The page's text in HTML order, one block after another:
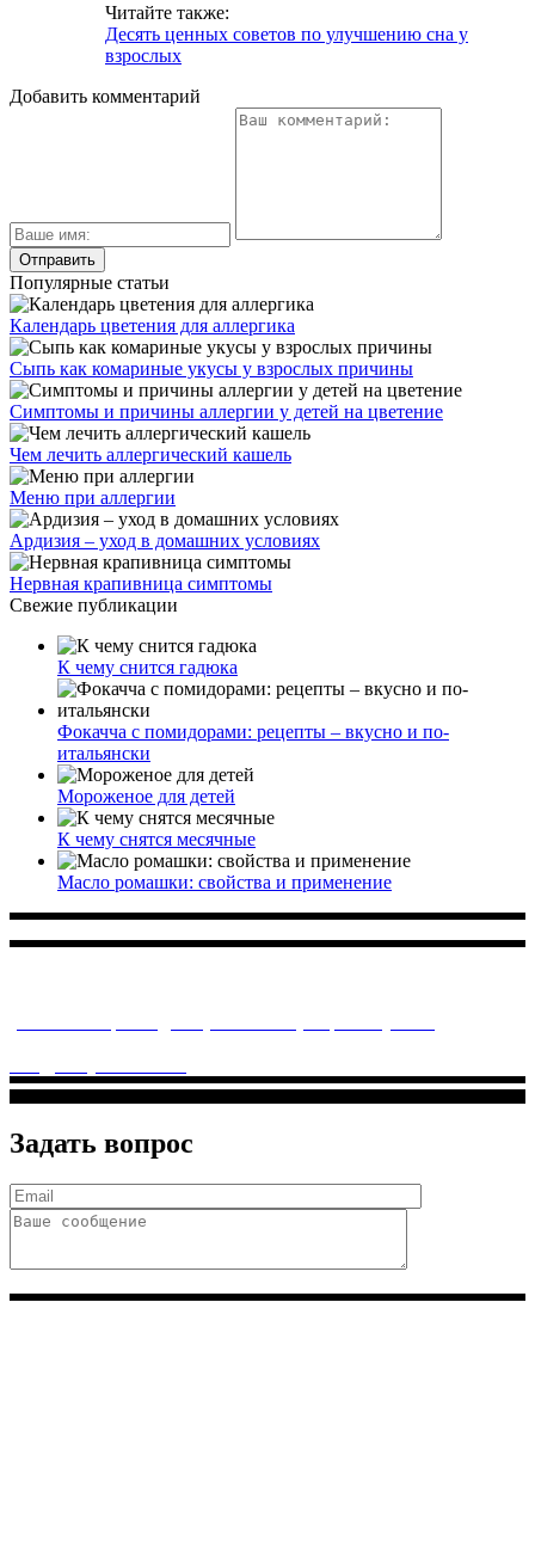
Читайте также:
Десять ценных советов по улучшению сна у
взрослых
Добавить комментарий
Популярные статьи
Календарь цветения для аллергика
Сыпь как комариные укусы у взрослых причины
Симптомы и причины аллергии у детей на цветение
Чем лечить аллергический кашель
Меню при аллергии
Ардизия – уход в домашних условиях
Нервная крапивница симптомы
Свежие публикации
К чему снится гадюка
Фокачча с помидорами: рецепты – вкусно и по-
итальянски
Мороженое для детей
К чему снятся месячные
Масло ромашки: свойства и применение
Задать вопрос